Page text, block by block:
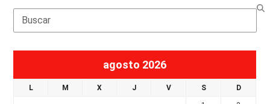
Search
agosto 2026
L M X J V S D